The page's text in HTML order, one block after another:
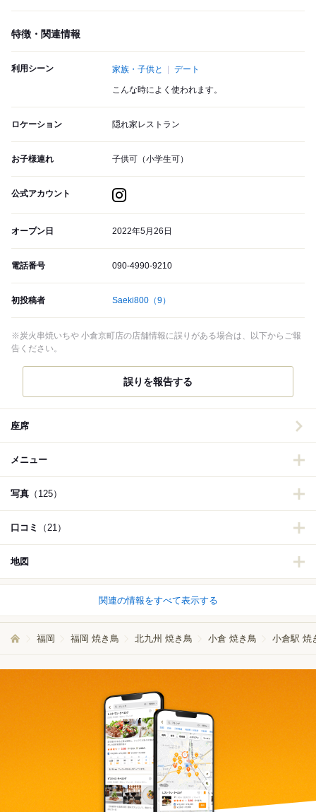
特徴・関連情報
利用シーン 家族・子供と デート
こんな時によく使われます。
ロケーション 隠れ家レストラン
お子様連れ 子供可（小学生可）
公式アカウント
オープン日 2022年5月26日
電話番号 090-4990-9210
初投稿者 Saeki800 （9）
※炭火串焼いちや 小倉京町店の店舗情報に誤りがある場合は、以下からご報
告ください。
誤りを報告する
座席
メニュー
写真 （125）
口コミ （21）
地図
関連の情報をすべて表示する
福岡 福岡 焼き鳥 北九州 焼き鳥 小倉 焼き鳥 小倉駅 焼